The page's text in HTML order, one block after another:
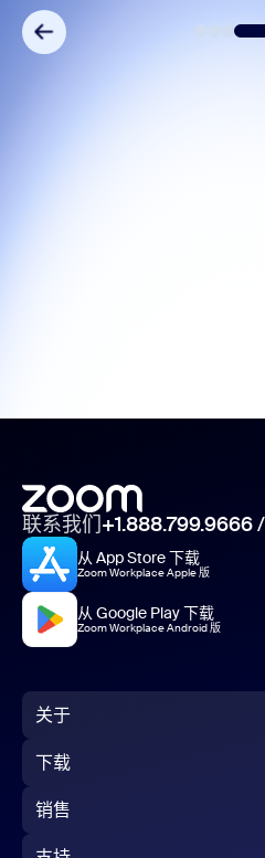
联系我们+1.888.799.9666/
从 App Store 下载
Zoom Workplace Apple 版
从 Google Play 下载
Zoom Workplace Android 版
关于
Zoom 博客
客户
下载
Zoom 应用
Zoom Rooms 应用
销售